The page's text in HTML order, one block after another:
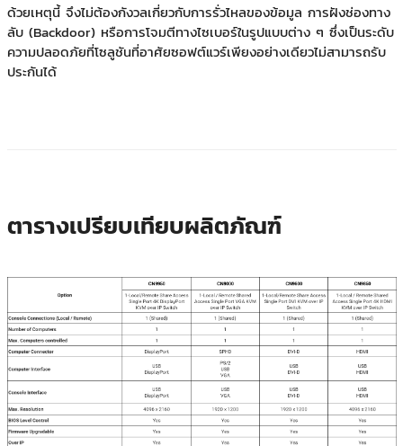
ด้วยเหตุนี้ จึงไม่ต้องกังวลเกี่ยวกับการรั่วไหลของข้อมูล การฝังช่องทาง
ลับ (Backdoor) หรือการโจมตีทางไซเบอร์ในรูปแบบต่าง ๆ ซึ่งเป็นระดับ
ความปลอดภัยที่โซลูชันที่อาศัยซอฟต์แวร์เพียงอย่างเดียวไม่สามารถรับ
ประกันได้
ตารางเปรียบเทียบผลิตภัณฑ์